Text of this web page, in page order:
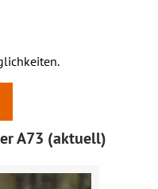
A73 (aktuell)